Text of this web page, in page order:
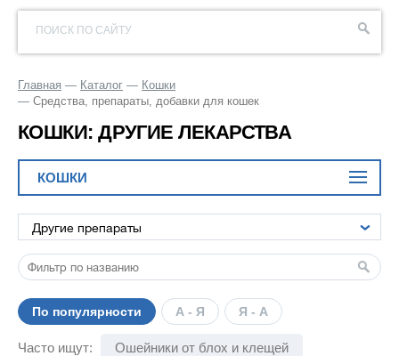
ПОИСК ПО САЙТУ
Главная Каталог
Кошки
Средства, препараты, добавки для кошек
КОШКИ: ДРУГИЕ ЛЕКАРСТВА
КОШКИ
По популярности А - Я Я - А
Часто ищут: Ошейники от блох и клещей